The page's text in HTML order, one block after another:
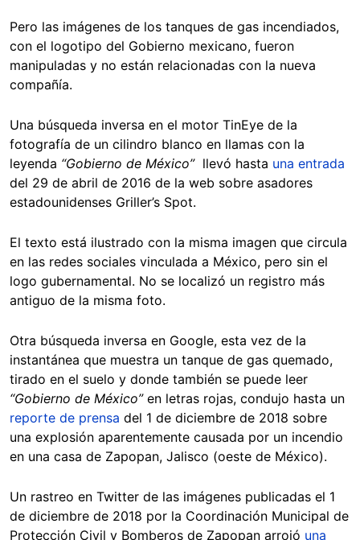
Pero las imágenes de los tanques de gas incendiados,
con el logotipo del Gobierno mexicano, fueron
manipuladas y no están relacionadas con la nueva
compañía.
Una búsqueda inversa en el motor TinEye de la
fotografía de un cilindro blanco en llamas con la
leyenda “Gobierno de México”llevó hasta una entrada
del 29 de abril de 2016 de la web sobre asadores
estadounidenses Griller’s Spot.
El texto está ilustrado con la misma imagen que circula
en las redes sociales vinculada a México, pero sin el
logo gubernamental. No se localizó un registro más
antiguo de la misma foto.
Otra búsqueda inversa en Google, esta vez de la
instantánea que muestra un tanque de gas quemado,
tirado en el suelo y donde también se puede leer
“Gobierno de México”en letras rojas, condujo hasta un
reporte de prensa del 1 de diciembre de 2018 sobre
una explosión aparentemente causada por un incendio
en una casa de Zapopan, Jalisco (oeste de México).
Un rastreo en Twitter de las imágenes publicadas el 1
de diciembre de 2018 por la Coordinación Municipal de
Protección Civil y Bomberos de Zapopan arrojó una